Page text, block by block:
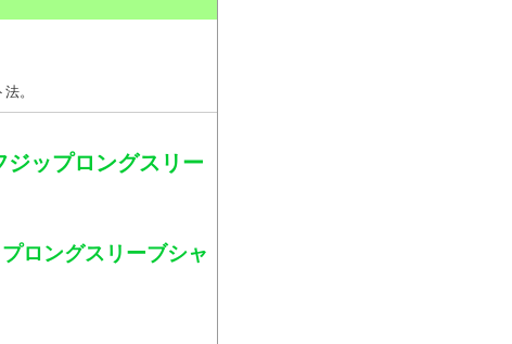
。
ップロングスリー
ロングスリーブシャ